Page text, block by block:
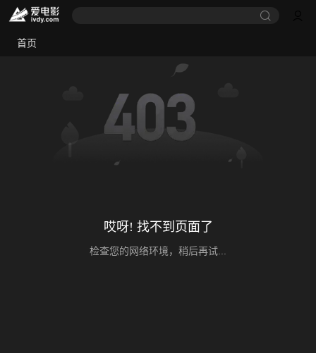
首页
哎呀! 找不到页面了
检查您的网络环境，稍后再试...